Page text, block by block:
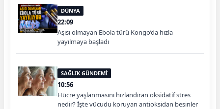
DÜNYA
22:09
Aşısı olmayan Ebola türü Kongo’da hızla
yayılmaya başladı
SAĞLIK GÜNDEMİ
10:56
Hücre yaşlanmasını hızlandıran oksidatif stres
nedir? İşte vücudu koruyan antioksidan besinler